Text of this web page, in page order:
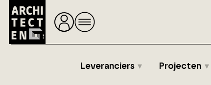
Leveranciers Projecten